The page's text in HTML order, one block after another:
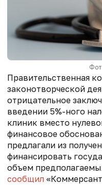
Правительственная
законотворческой
отрицательное
введении 5%-ного
клиник вместо
финансовое
предлагали из
финансировать
объем
сообщил